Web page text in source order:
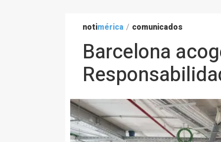
notimérica / comunicados
Barcelona